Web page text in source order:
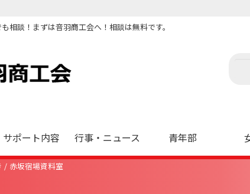
相談！まずは音羽商工会へ！相談は無料です。
サポート内容 行事・ニュース 青年部
赤坂宿場資料室